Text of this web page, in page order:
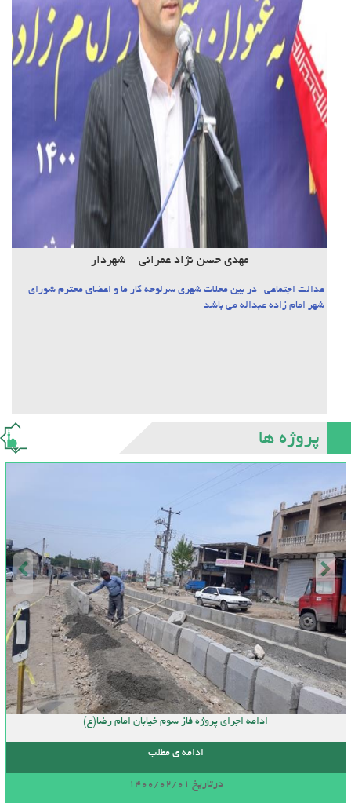
مهدی حسن نژاد عمرانی - شهردار
عدالت اجتماعی در بین محلات شهری سرلوحه کار ما و اعضای محترم شورای
شهر امام زاده عبداله می باشد
پروژه ها
ادامه اجرای پروژه فاز سوم خیابان امام رضا(ع)
ادامه ی مطلب
درتاریخ 1400/02/01